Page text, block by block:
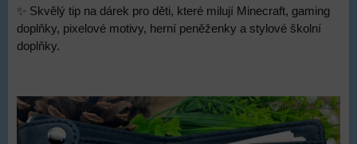
✨ Skvělý tip na dárek pro děti, které milují Minecraft, gaming
doplňky, pixelové motivy, herní peněženky a stylové školní
doplňky.